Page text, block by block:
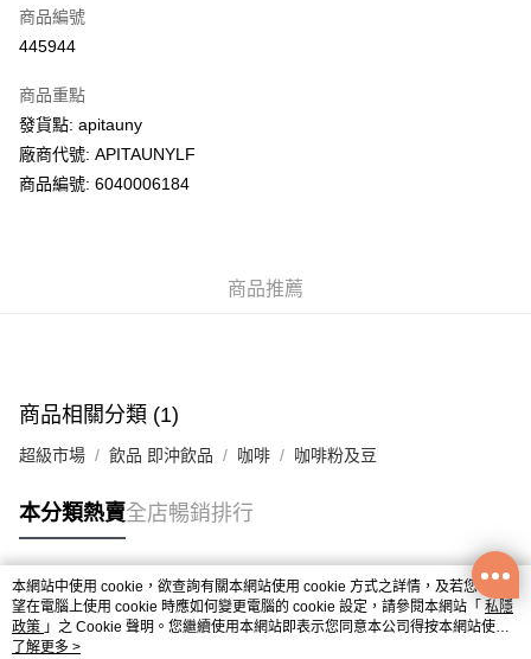
AlipayHK
WeChat Pay
送貨方式
每筆HK$50.00，滿HK$200.00或以上免運費
UNY 門市自取
商品編號
445944
商品重點
發貨點: apitauny
廠商代號: APITAUNYLF
商品編號: 6040006184
商品推薦
商品相關分類 (1)
超級市場 飲品 即沖飲品 咖啡 咖啡粉及豆
本分類熱賣全店暢銷排行
熱門標籤
熱銷排行
本網站中使用 cookie，欲查詢有關本網站使用 cookie 方式之詳情，及若您不希
望在電腦上使用 cookie 時應如何變更電腦的 cookie 設定，請參閱本網站「 私隱
政策 」之 Cookie 聲明。您繼續使用本網站即表示您同意本公司得按本網站使用
條款之 Cookie 聲明使用 cookie。
了解更多 >